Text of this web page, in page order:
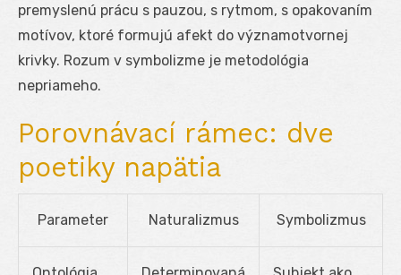
premyslenú prácu s pauzou, s rytmom, s opakovaním
motívov, ktoré formujú afekt do významotvornej
krivky. Rozum v symbolizme je metodológia
nepriameho.
Porovnávací rámec: dve
poetiky napätia
Parameter Naturalizmus Symbolizmus